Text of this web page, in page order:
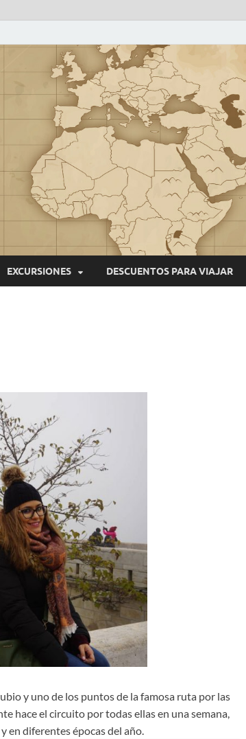
VIAJEROS NONSTOP
EXCURSIONES DESCUENTOS PARA VIAJAR
y uno de los puntos de la famosa ruta por las
hace el circuito por todas ellas en una semana,
en diferentes épocas del año.